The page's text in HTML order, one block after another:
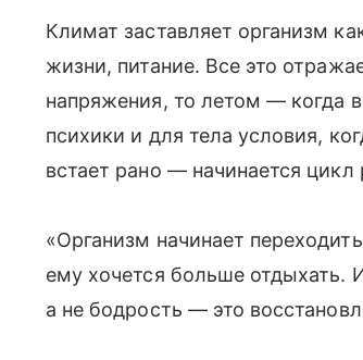
Климат заставляет организм
жизни, питание. Все это
напряжения, то летом — когда
психики и для тела условия,
встает рано — начинается цикл
«Организм начинает
ему хочется больше отдыхать.
а не бодрость — это